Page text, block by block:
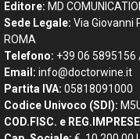
Editore: MD
Sede Legale: Via Giovanni
ROMA
Telefono: +39 06
Email: info@doctorwine.it
Partita IVA: 05818091000
Codice Univoco (SDI):
COD.FISC. e